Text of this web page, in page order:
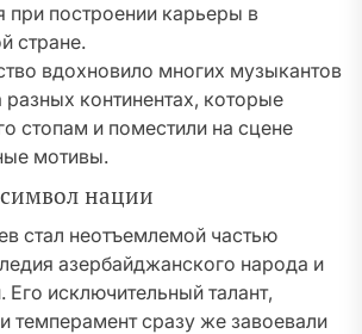
при построении карьеры в
стране.
вдохновило многих музыкантов
разных континентах, которые
стопам и поместили на сцене
мотивы.
нации
стал неотъемлемой частью
азербайджанского народа и
исключительный талант,
темперамент сразу же завоевали